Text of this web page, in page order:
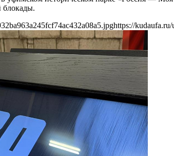
блокады.
https://